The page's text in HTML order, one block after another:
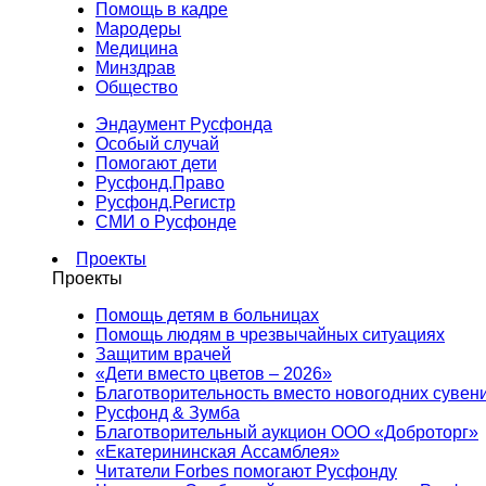
Помощь в кадре
Мародеры
Медицина
Минздрав
Общество
Эндаумент Русфонда
Особый случай
Помогают дети
Русфонд.Право
Русфонд.Регистр
СМИ о Русфонде
Проекты
Проекты
Помощь детям в больницах
Помощь людям в чрезвычайных ситуациях
Защитим врачей
«Дети вместо цветов – 2026»
Благотворительность вместо новогодних
Русфонд & Зумба
Благотворительный аукцион ООО «Доброторг»
«Екатерининская Ассамблея»
Читатели Forbes помогают Русфонду